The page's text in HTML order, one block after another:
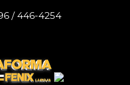
/ 446-4254